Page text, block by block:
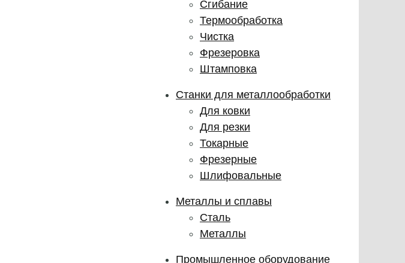
Сгибание
Термообработка
Чистка
Фрезеровка
Штамповка
Станки для металлообработки
Для ковки
Для резки
Токарные
Фрезерные
Шлифовальные
Металлы и сплавы
Сталь
Металлы
Промышленное оборудование